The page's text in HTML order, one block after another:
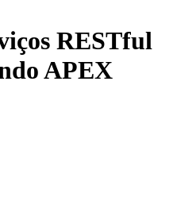
RESTful
APEX